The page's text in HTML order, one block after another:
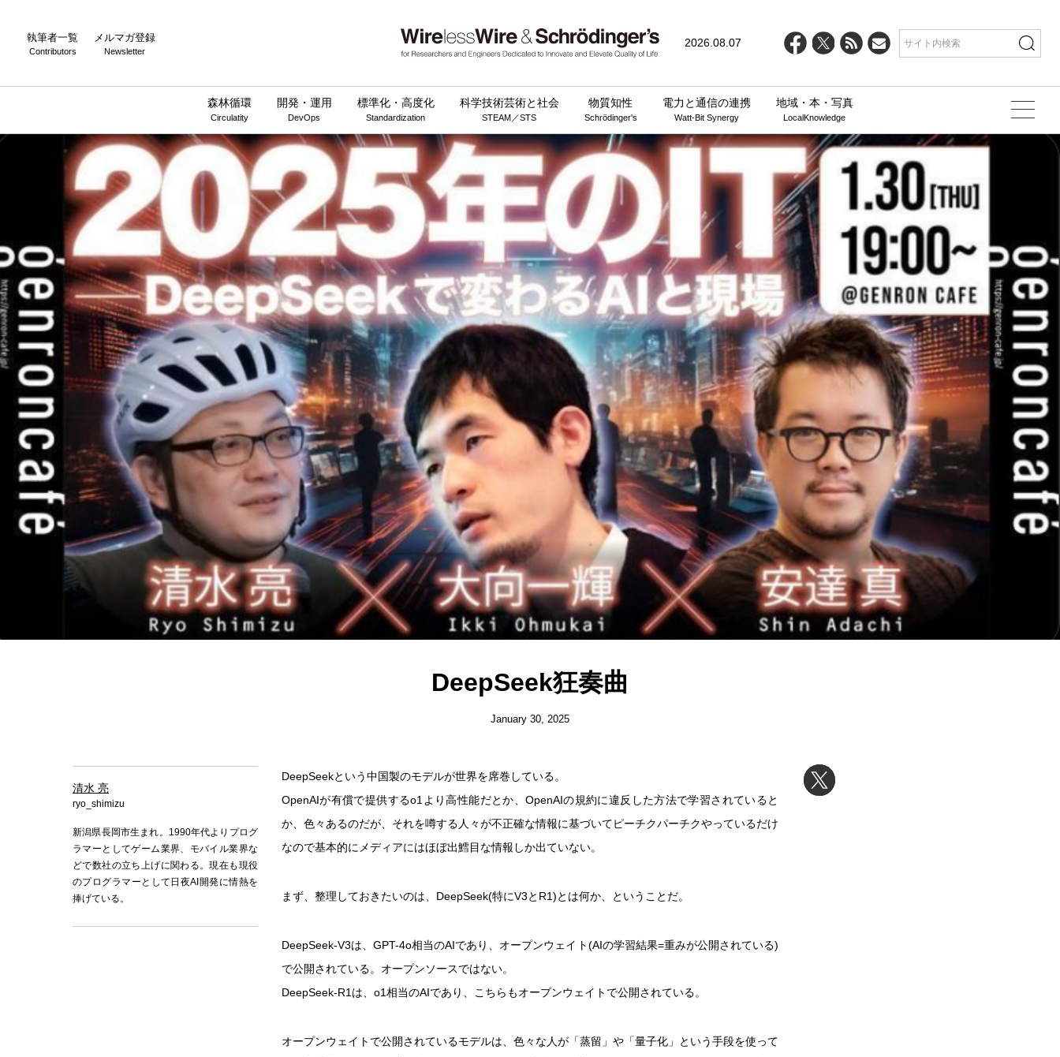
執筆者一覧
Contributors
メルマガ登録
Newsletter
2026.08.07
森林循環
Circulatity
開発・運用
DevOps
標準化・高度化
Standardization
科学技術芸術と社会
STEAM／STS
物質知性
Schrödinger's
電力と通信の連携
Watt-Bit Synergy
地域・本・写真
LocalKnowledge
DeepSeek狂奏曲
January 30, 2025
清水 亮
ryo_shimizu
新潟県長岡市生まれ。1990年代よりプログ
ラマーとしてゲーム業界、モバイル業界な
どで数社の立ち上げに関わる。現在も現役
のプログラマーとして日夜AI開発に情熱を
捧げている。
DeepSeekという中国製のモデルが世界を席巻している。
OpenAIが有償で提供するo1より高性能だとか、OpenAIの規約に違反した方法で学習されていると
か、色々あるのだが、それを噂する人々が不正確な情報に基づいてピーチクパーチクやっているだけ
なので基本的にメディアにはほぼ出鱈目な情報しか出ていない。
まず、整理しておきたいのは、DeepSeek(特にV3とR1)とは何か、ということだ。
DeepSeek-V3は、GPT-4o相当のAIであり、オープンウェイト(AIの学習結果=重みが公開されている)
で公開されている。オープンソースではない。
DeepSeek-R1は、o1相当のAIであり、こちらもオープンウェイトで公開されている。
オープンウェイトで公開されているモデルは、色々な人が「蒸留」や「量子化」という手段を使って